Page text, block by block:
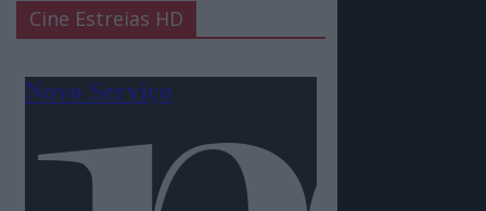
Cine Estreias HD